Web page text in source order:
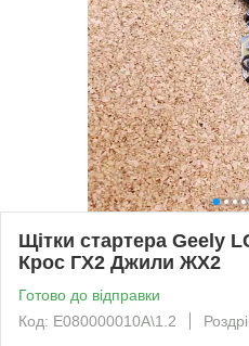
Щітки стартера Geely
Крос ГХ2 Джили ЖХ2
Готово до відправки
Код: E080000010A\1.2